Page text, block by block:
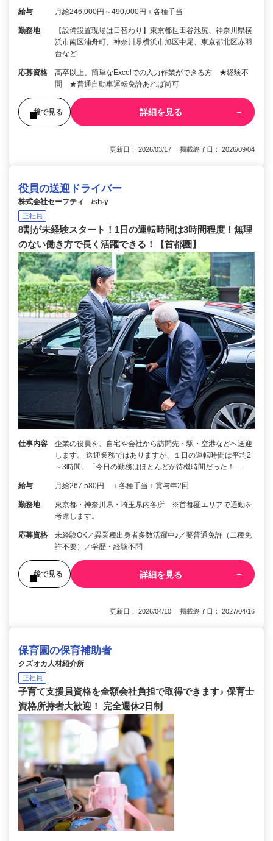
給与 月給246,000円～490,000円＋各種手当
勤務地
【設備設置現場は日替わり】東京都世田谷池尻、神奈川県横
浜市南区浦舟町、神奈川県横浜市旭区中尾、東京都北区赤羽
台など
応募資格
高卒以上、簡単なExcelでの入力作業ができる方 ★経験不
問 ★普通自動車運転免許あれば尚可
後で見る 詳細を見る
更新日： 2026/03/17 掲載終了日： 2026/09/04
役員の送迎ドライバー
株式会社セーフティ /sh-y
正社員
8割が未経験スタート！1日の運転時間は3時間程度！無理
のない働き方で長く活躍できる！【首都圏】
仕事内容
企業の役員を、自宅や会社から訪問先・駅・空港などへ送迎
します。 送迎業務ではありますが、１日の運転時間は平均2
～3時間。「今日の勤務はほとんどが待機時間だった！…
給与 月給267,580円 ＋各種手当＋賞与年2回
勤務地
東京都・神奈川県・埼玉県内各所 ※首都圏エリアで通勤を
考慮します。
応募資格
未経験OK／異業種出身者多数活躍中♪／要普通免許（二種免
許不要）／学歴・経験不問
後で見る 詳細を見る
更新日： 2026/04/10 掲載終了日： 2027/04/16
保育園の保育補助者
クズオカ人材紹介所
正社員
子育て支援員資格を全額会社負担で取得できます♪ 保育士
資格所持者大歓迎！ 完全週休2日制